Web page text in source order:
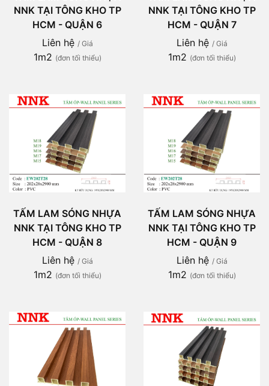
NNK TẠI TÔNG KHO TP
HCM - QUẬN 6
Liên hệ / Giá
1m2 (đơn tối thiểu)
NNK TẠI TÔNG KHO TP
HCM - QUẬN 7
Liên hệ / Giá
1m2 (đơn tối thiểu)
TẤM LAM SÓNG NHỰA
NNK TẠI TÔNG KHO TP
HCM - QUẬN 8
Liên hệ / Giá
1m2 (đơn tối thiểu)
TẤM LAM SÓNG NHỰA
NNK TẠI TÔNG KHO TP
HCM - QUẬN 9
Liên hệ / Giá
1m2 (đơn tối thiểu)